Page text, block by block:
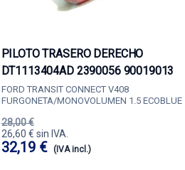
PILOTO TRASERO DERECHO
DT1113404AD 2390056 90019013
FORD TRANSIT CONNECT V408
FURGONETA/MONOVOLUMEN 1.5 ECOBLUE
28,00 €
26,60 € sin IVA.
32,19 € (IVA incl.)